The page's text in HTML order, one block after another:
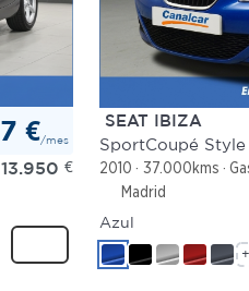
€/mes
13.950 €
SEAT IBIZA
SportCoupé Style
2010 37.000kms
Madrid
Azul